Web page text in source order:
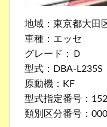
地域：東京都大田
車種：エッセ
グレード：Ｄ
型式：DBA-L235S
原動機：KF
型式指定番号：
類別区分番号：